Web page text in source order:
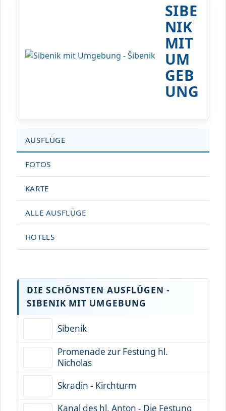
SIBE
NIK
MIT
UM
GEB
UNG
AUSFLÜGE
FOTOS
KARTE
ALLE AUSFLÜGE
HOTELS
DIE SCHÖNSTEN AUSFLÜGEN -
SIBENIK MIT UMGEBUNG
Sibenik
Promenade zur Festung hl.
Nicholas
Skradin - Kirchturm
Kanal des hl. Anton - Die Festung